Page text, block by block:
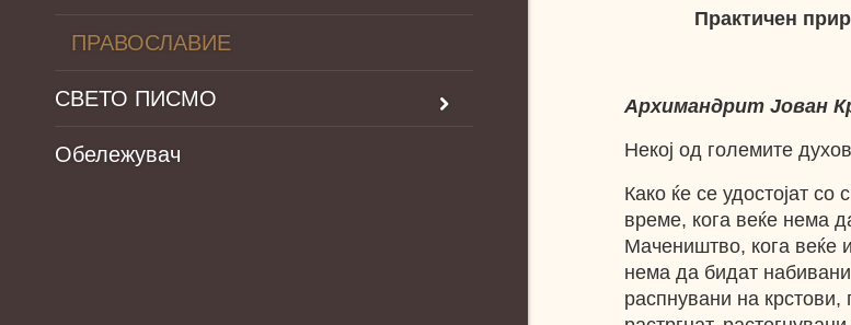
ПРАВОСЛАВИЕ
СВЕТО ПИСМО
Обележувач
Практичен
Архимандрит Јован
Некој од големите
Како ќе се удостојат
време, кога веќе нема
Мачеништво, кога веќе
нема да бидат
распнувани на